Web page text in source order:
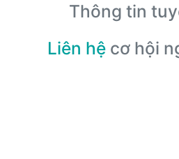
Thông tin
Liên hệ cơ hội